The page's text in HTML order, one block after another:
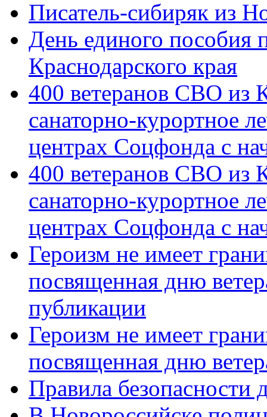
Писатель-сибиряк из
День единого пособия
Краснодарского края
400 ветеранов СВО из
санаторно-курортное
центрах Соцфонда с
400 ветеранов СВО из
санаторно-курортное
центрах Соцфонда с
Героизм не имеет
посвященная дню
публикации
Героизм не имеет
посвященная дню
Правила безопасности